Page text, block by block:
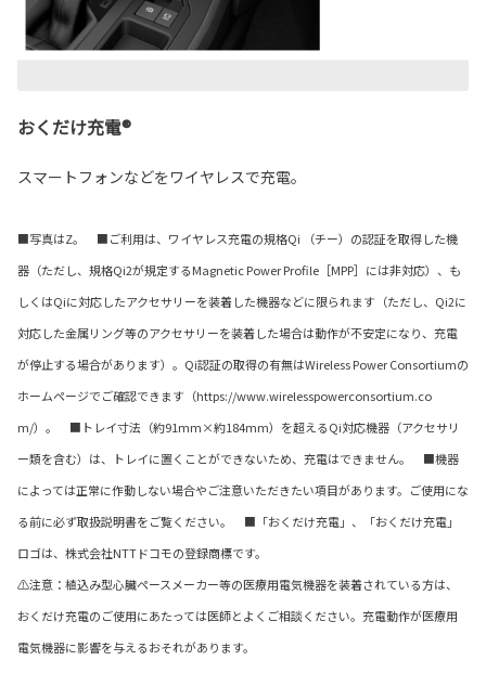
おくだけ充電®
スマートフォンなどをワイヤレスで充電。
■写真はZ。 ■ご利用は、ワイヤレス充電の規格Qi （チー）の認証を取得した機
器（ただし、規格Qi2が規定するMagnetic Power Profile［MPP］には非対応）、も
しくはQiに対応したアクセサリーを装着した機器などに限られます（ただし、Qi2に
対応した金属リング等のアクセサリーを装着した場合は動作が不安定になり、充電
が停止する場合があります）。Qi認証の取得の有無はWireless Power Consortiumの
ホームページでご確認できます（https://www.wirelesspowerconsortium.co
m/）。 ■トレイ寸法（約91mm×約184mm）を超えるQi対応機器（アクセサリ
ー類を含む）は、トレイに置くことができないため、充電はできません。 ■機器
によっては正常に作動しない場合やご注意いただきたい項目があります。ご使用にな
る前に必ず取扱説明書をご覧ください。 ■「おくだけ充電」、「おくだけ充電」
ロゴは、株式会社NTTドコモの登録商標です。
⚠注意：植込み型心臓ペースメーカー等の医療用電気機器を装着されている方は、
おくだけ充電のご使用にあたっては医師とよくご相談ください。充電動作が医療用
電気機器に影響を与えるおそれがあります。